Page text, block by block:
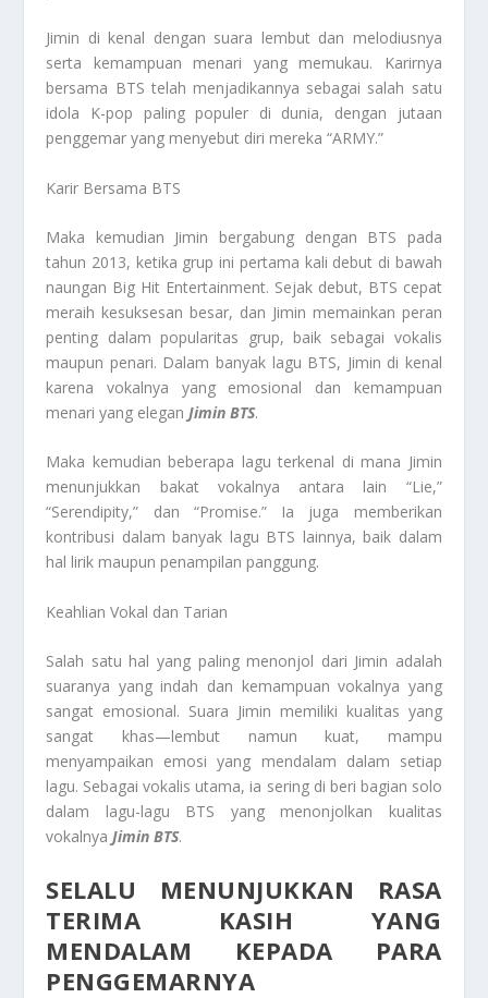
Jimin di kenal dengan suara lembut dan melodiusnya
serta kemampuan menari yang memukau. Karirnya
bersama BTS telah menjadikannya sebagai salah satu
idola K-pop paling populer di dunia, dengan jutaan
penggemar yang menyebut diri mereka “ARMY.”
Karir Bersama BTS
Maka kemudian Jimin bergabung dengan BTS pada
tahun 2013, ketika grup ini pertama kali debut di bawah
naungan Big Hit Entertainment. Sejak debut, BTS cepat
meraih kesuksesan besar, dan Jimin memainkan peran
penting dalam popularitas grup, baik sebagai vokalis
maupun penari. Dalam banyak lagu BTS, Jimin di kenal
karena vokalnya yang emosional dan kemampuan
menari yang elegan Jimin BTS.
Maka kemudian beberapa lagu terkenal di mana Jimin
menunjukkan bakat vokalnya antara lain “Lie,”
“Serendipity,” dan “Promise.” Ia juga memberikan
kontribusi dalam banyak lagu BTS lainnya, baik dalam
hal lirik maupun penampilan panggung.
Keahlian Vokal dan Tarian
Salah satu hal yang paling menonjol dari Jimin adalah
suaranya yang indah dan kemampuan vokalnya yang
sangat emosional. Suara Jimin memiliki kualitas yang
sangat khas—lembut namun kuat, mampu
menyampaikan emosi yang mendalam dalam setiap
lagu. Sebagai vokalis utama, ia sering di beri bagian solo
dalam lagu-lagu BTS yang menonjolkan kualitas
vokalnya Jimin BTS.
SELALU MENUNJUKKAN RASA
TERIMA KASIH YANG
MENDALAM KEPADA PARA
PENGGEMARNYA